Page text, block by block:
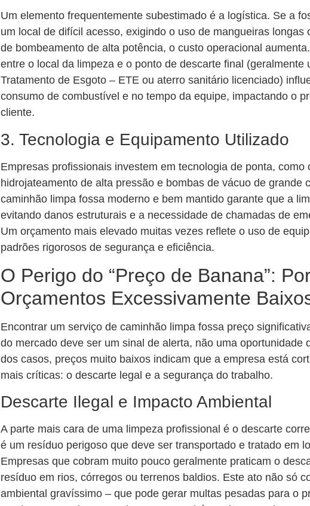
Um elemento frequentemente subestimado é a logística. Se a
um local de difícil acesso, exigindo o uso de mangueiras longas
de bombeamento de alta potência, o custo operacional
entre o local da limpeza e o ponto de descarte final (geralmente
Tratamento de Esgoto – ETE ou aterro sanitário licenciado)
consumo de combustível e no tempo da equipe, impactando o
cliente.
3. Tecnologia e Equipamento Utilizado
Empresas profissionais investem em tecnologia de ponta, como
hidrojateamento de alta pressão e bombas de vácuo de grande
caminhão limpa fossa moderno e bem mantido garante que a
evitando danos estruturais e a necessidade de chamadas de
Um orçamento mais elevado muitas vezes reflete o uso de
padrões rigorosos de segurança e eficiência.
O Perigo do “Preço de Banana”:
Orçamentos Excessivamente
Encontrar um serviço de caminhão limpa fossa preço
do mercado deve ser um sinal de alerta, não uma oportunidade
dos casos, preços muito baixos indicam que a empresa está
mais críticas: o descarte legal e a segurança do trabalho.
Descarte Ilegal e Impacto Ambiental
A parte mais cara de uma limpeza profissional é o descarte
é um resíduo perigoso que deve ser transportado e tratado em
Empresas que cobram muito pouco geralmente praticam o
resíduo em rios, córregos ou terrenos baldios. Este ato não só
ambiental gravíssimo – que pode gerar multas pesadas para o